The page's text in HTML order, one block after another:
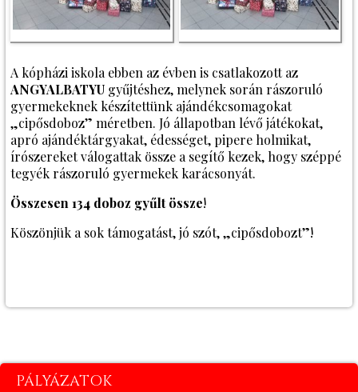
A kópházi iskola ebben az évben is csatlakozott az
ANGYALBATYU gyűjtéshez, melynek során rászoruló
gyermekeknek készítettünk ajándékcsomagokat
„cipősdoboz” méretben. Jó állapotban lévő játékokat,
apró ajándéktárgyakat, édességet, pipere holmikat,
írószereket válogattak össze a segítő kezek, hogy széppé
tegyék rászoruló gyermekek karácsonyát.
Összesen 134 doboz gyűlt össze!
Köszönjük a sok támogatást, jó szót, „cipősdobozt”!
PÁLYÁZATOK